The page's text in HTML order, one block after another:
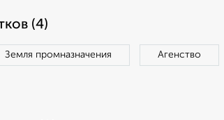
(4)
Земля промназначения Агенство